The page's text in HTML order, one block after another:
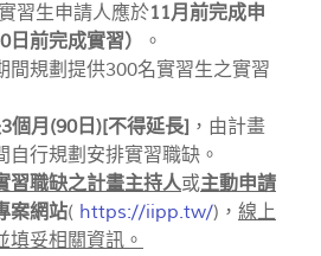
習生申請人應於11月前完成申
前完成實習）
。
間規劃提供300名實習生之實習
個月(90日)[不得延長] ，由計畫
自行規劃安排實習職缺。
習職缺之計畫主持人或主動申請
案網站( https://iipp.tw/)， 線上
填妥相關資訊。